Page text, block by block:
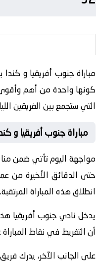
كونها واحدة من أهم وأقوى
التي ستجمع بين الفريقين
مباراة جنوب أفريقيا و
حتى الدقائق الأخيرة من
انطلاق هذه المباراة المرتقبة.
يدخل نادي جنوب أفريقيا
أن التفريط في نقاط
على الجانب الآخر، يدرك